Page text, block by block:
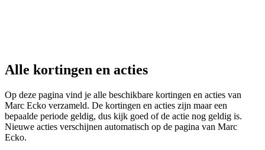
Alle kortingen en acties
Op deze pagina vind je alle beschikbare kortingen en acties van
Marc Ecko verzameld. De kortingen en acties zijn maar een
bepaalde periode geldig, dus kijk goed of de actie nog geldig is.
Nieuwe acties verschijnen automatisch op de pagina van Marc
Ecko.